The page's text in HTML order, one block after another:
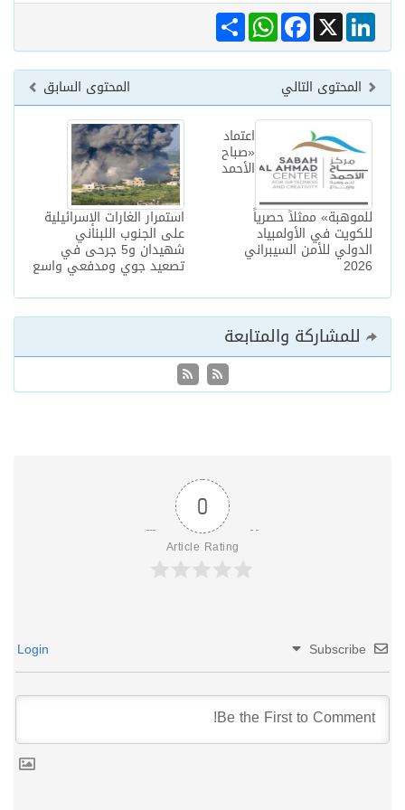
Share
WhatsAppFacebook X
LinkedIn
المحتوى السابق المحتوى التالي
استمرار الغارات الإسرائيلية
على الجنوب اللبناني
شهيدان و5 جرحى في
تصعيد جوي ومدفعي واسع
اعتماد
«صباح
الأحمد
للموهبة» ممثلاً حصرياً
للكويت في الأولمبياد
الدولي للأمن السيبراني
2026
للمشاركة والمتابعة
0
Article Rating
Subscribe